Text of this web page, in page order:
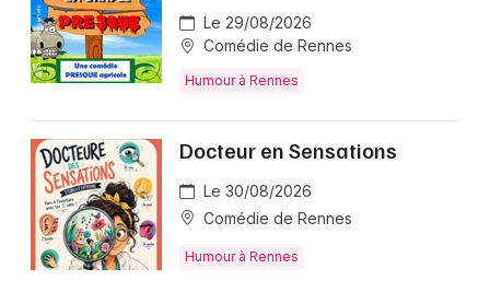
Le 29/08/2026
Comédie de Rennes
Humour à Rennes
Docteur en Sensations
Le 30/08/2026
Comédie de Rennes
Humour à Rennes